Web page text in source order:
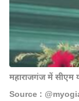
महाराजगंज में सीएम
Source :